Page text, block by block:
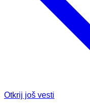
Otkrij još vesti